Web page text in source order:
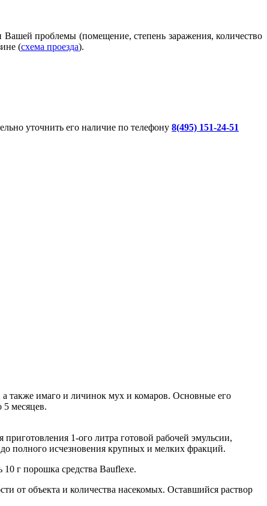
Вашей проблемы (помещение, степень заражения, количество
(схема проезда).
уточнить его наличие по телефону 8(495) 151-24-51
также имаго и личинок мух и комаров. Основные его
5 месяцев.
1-ого литра готовой рабочей эмульсии,
полного исчезновения крупных и мелких фракций.
г порошка средства Bauflexe.
от объекта и количества насекомых. Оставшийся раствор